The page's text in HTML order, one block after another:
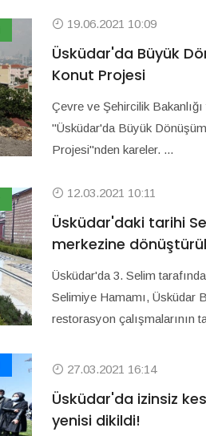
19.06.2021 10:09
Üsküdar'da Büyük
Konut Projesi
Çevre ve Şehircilik
"Üsküdar'da Büyük
Projesi"nden kareler. ...
12.03.2021 10:11
Üsküdar'daki tarihi
merkezine
Üsküdar'da 3. Selim
Selimiye Hamamı, Üsküdar
restorasyon çalışmalarının
27.03.2021 16:14
Üsküdar'da izinsiz
yenisi dikildi!